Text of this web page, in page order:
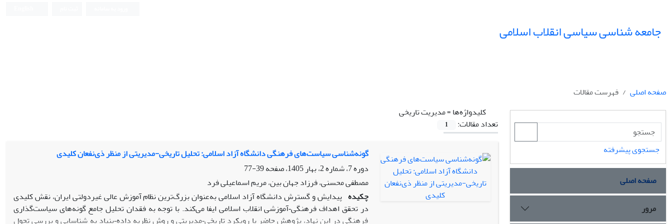
جامعه شناسی سیاسی انقلاب اسلامی
صفحه اصلی
فهرست مقالات
کلیدواژه‌ها =مدیریت تاریخی
تعداد مقالات:
1
گونه‌شناسی سیاست‌های فرهنگی دانشگاه آزاد اسلامی: تحلیل تاریخی-مدیریتی از منظر ذی‌نفعان کلیدی
دوره 7، شماره 2، بهار 1405، صفحه
39-77
مصطفی محسنی، فرزاد جهان بین، مریم اسماعیلی فرد
چکیده پیدایش و گسترش دانشگاه آزاد اسلامی به‌عنوان بزرگ‌ترین نظام آموزش عالی غیردولتی ایران، نقش کلیدی
در تحقق اهداف فرهنگی‑آموزشی انقلاب اسلامی ایفا می‌کند. با توجه به فقدان تحلیل جامع گونه‌های سیاست‌گذاری
فرهنگی در این نهاد، پژوهش حاضر با رویکرد تاریخی‑مدیریتی و روش نظریه داده‑بنیاد به شناسایی و بررسی تحول
جستجوی پیشرفته
صفحه اصلی
مرور